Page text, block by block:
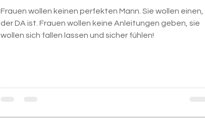
Frauen wollen keinen perfekten Mann. Sie wollen einen,
der DA ist. Frauen wollen keine Anleitungen geben, sie
wollen sich fallen lassen und sicher fühlen!